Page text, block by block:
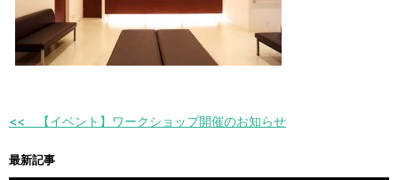
【イベント】ワークショップ開催のお知らせ
最新記事